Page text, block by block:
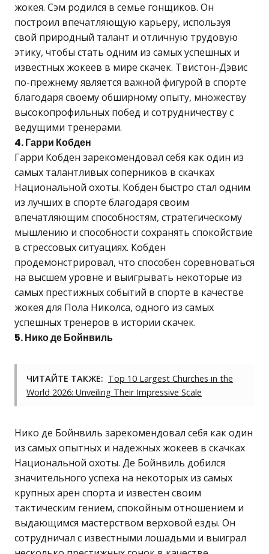
жокея. Сэм родился в семье гонщиков. Он
построил впечатляющую карьеру, используя
свой природный талант и отличную трудовую
этику, чтобы стать одним из самых успешных и
известных жокеев в мире скачек. Твистон-Дэвис
по-прежнему является важной фигурой в спорте
благодаря своему обширному опыту, множеству
высокопрофильных побед и сотрудничеству с
ведущими тренерами.
4. Гарри Кобден
Гарри Кобден зарекомендовал себя как один из
самых талантливых соперников в скачках
Национальной охоты. Кобден быстро стал одним
из лучших в спорте благодаря своим
впечатляющим способностям, стратегическому
мышлению и способности сохранять спокойствие
в стрессовых ситуациях. Кобден
продемонстрировал, что способен соревноваться
на высшем уровне и выигрывать некоторые из
самых престижных событий в спорте в качестве
жокея для Пола Николса, одного из самых
успешных тренеров в истории скачек.
5. Нико де Бойнвиль
ЧИТАЙТЕ ТАКЖЕ: Top 10 Largest Churches in the
World 2026: Unveiling Their Impressive Scale
Нико де Бойнвиль зарекомендовал себя как один
из самых опытных и надежных жокеев в скачках
Национальной охоты. Де Бойнвиль добился
значительного успеха на некоторых из самых
крупных арен спорта и известен своим
тактическим гением, спокойным отношением и
выдающимся мастерством верховой езды. Он
сотрудничал с известными лошадьми и выиграл